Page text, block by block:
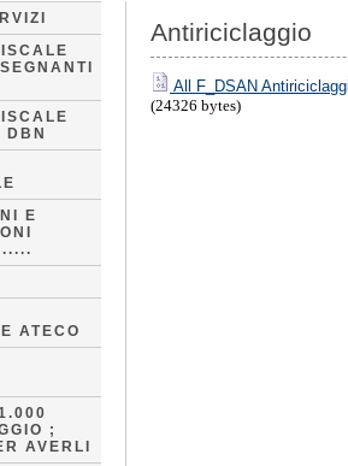
DBN
E
.....
ATECO
;
AVERLI
Antiriciclaggio
All F_DSAN
(24326 bytes)